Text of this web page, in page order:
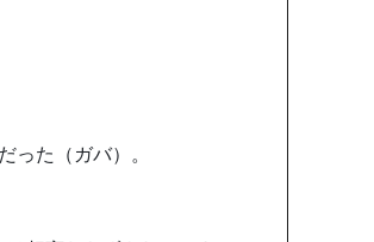
た（ガバ）。